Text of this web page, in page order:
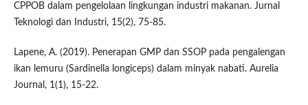
CPPOB dalam pengelolaan lingkungan industri makanan. Jurnal
Teknologi dan Industri, 15(2), 75-85.
Lapene, A. (2019). Penerapan GMP dan SSOP pada pengalengan
ikan lemuru (Sardinella longiceps) dalam minyak nabati. Aurelia
Journal, 1(1), 15-22.